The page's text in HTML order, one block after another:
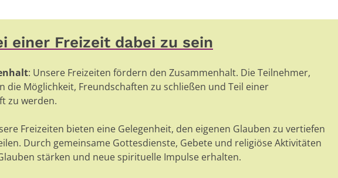
einer Freizeit dabei zu sein
: Unsere Freizeiten fördern den Zusammenhalt. Die Teilnehmer,
die Möglichkeit, Freundschaften zu schließen und Teil einer
zu werden.
Freizeiten bieten eine Gelegenheit, den eigenen Glauben zu vertiefen
Durch gemeinsame Gottesdienste, Gebete und religiöse Aktivitäten
stärken und neue spirituelle Impulse erhalten.